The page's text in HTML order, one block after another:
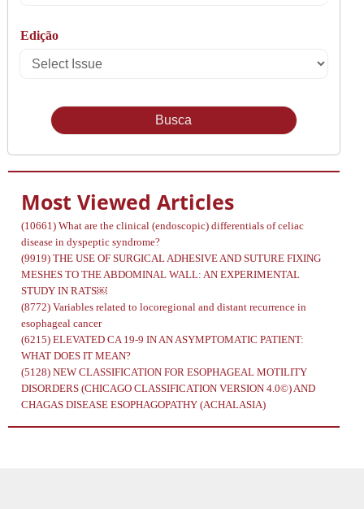
/
Volume
Edição
Select
Most Viewed Articles
(10661) What are the clinical (endoscopic) differentials of celiac
disease in dyspeptic syndrome?
(9919) THE USE OF SURGICAL ADHESIVE AND SUTURE FIXING
MESHES TO THE ABDOMINAL WALL: AN EXPERIMENTAL
STUDY IN RATS￼
(8772) Variables related to locoregional and distant recurrence in
esophageal cancer
(6215) ELEVATED CA 19-9 IN AN ASYMPTOMATIC PATIENT:
WHAT DOES IT MEAN?
(5128) NEW CLASSIFICATION FOR ESOPHAGEAL MOTILITY
DISORDERS (CHICAGO CLASSIFICATION VERSION 4.0©) AND
CHAGAS DISEASE ESOPHAGOPATHY (ACHALASIA)